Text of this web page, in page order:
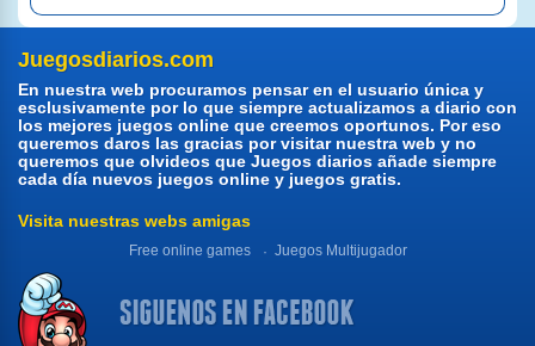
Juegosdiarios.com
En nuestra web procuramos pensar en el usuario única y
esclusivamente por lo que siempre actualizamos a diario con
los mejores juegos online que creemos oportunos. Por eso
queremos daros las gracias por visitar nuestra web y no
queremos que olvideos que Juegos diarios añade siempre
cada día nuevos juegos online y juegos gratis.
Visita nuestras webs amigas
Free online games Juegos Multijugador